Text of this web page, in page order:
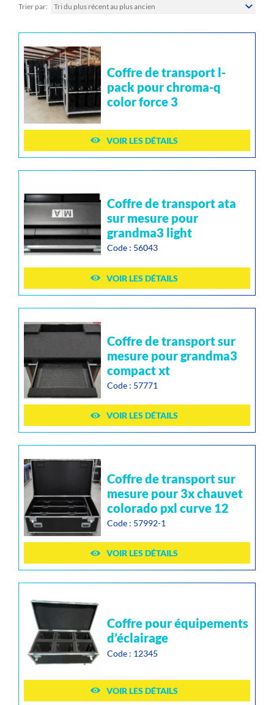
Trier par Tri du plus récent au plus ancien
coffre de transport l-
pack pour chroma-q
color force 3
VOIR LES DÉTAILS
coffre de transport ata
sur mesure pour
grandma3 light
Code : 56043
VOIR LES DÉTAILS
coffre de transport sur
mesure pour grandma3
compact xt
Code : 57771
VOIR LES DÉTAILS
coffre de transport sur
mesure pour 3x chauvet
colorado pxl curve 12
Code : 57992-1
VOIR LES DÉTAILS
coffre pour équipements
d’éclairage
Code : 12345
VOIR LES DÉTAILS